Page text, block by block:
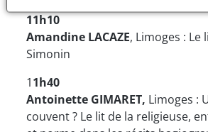
11h10
Amandine LACAZE, Limoges : Le
Simonin
11h40
Antoinette GIMARET, Limoges :
couvent ? Le lit de la religieuse,